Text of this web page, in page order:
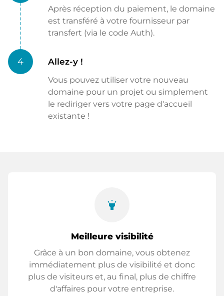
Après réception du paiement, le domaine
est transféré à votre fournisseur par
transfert (via le code Auth).
4 Allez-y !
Vous pouvez utiliser votre nouveau
domaine pour un projet ou simplement
le rediriger vers votre page d'accueil
existante !
highlight
Meilleure visibilité
Grâce à un bon domaine, vous obtenez
immédiatement plus de visibilité et donc
plus de visiteurs et, au final, plus de chiffre
d'affaires pour votre entreprise.